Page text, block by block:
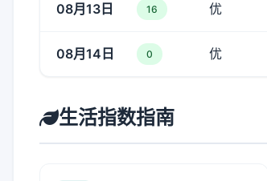
08月13日 16 优
08月14日 0 优
生活指数指南